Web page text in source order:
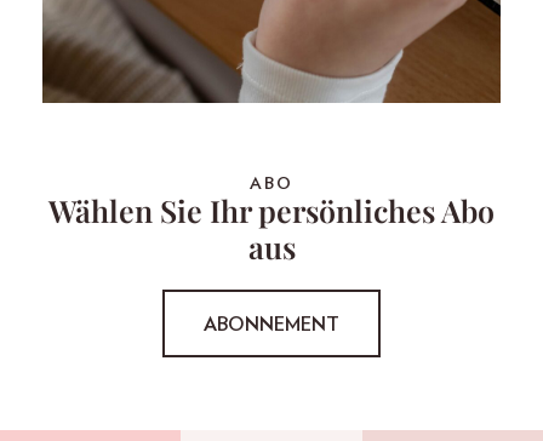
ABO
Wählen Sie Ihr persönliches Abo
aus
ABONNEMENT